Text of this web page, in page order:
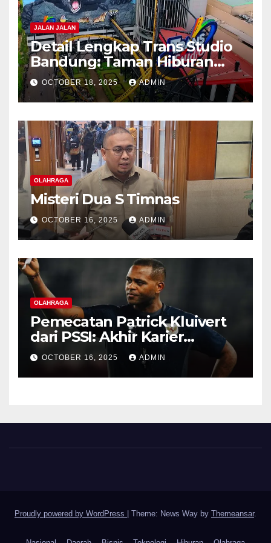
JALAN JALAN
Detail Lengkap Trans Studio
Bandung: Taman Hiburan
Indoor Terbesar di Indonesia
OCTOBER 18, 2025 ADMIN
OLAHRAGA
Misteri Dua S Timnas
OCTOBER 16, 2025 ADMIN
OLAHRAGA
Pemecatan Patrick Kluivert
dari PSSI: Akhir Karier
Singkat yang Penuh
Kontroversi
OCTOBER 16, 2025 ADMIN
Proudly powered by WordPress Theme: News Way by Themeansar.